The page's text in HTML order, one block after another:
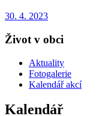
30. 4. 2023
Život v obci
Aktuality
Fotogalerie
Kalendář akcí
Kalendář